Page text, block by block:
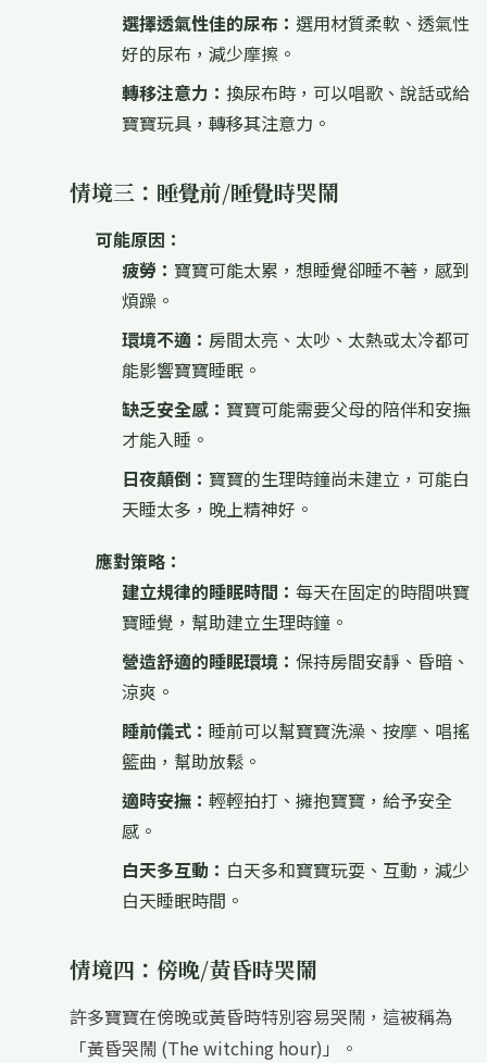
選擇透氣性佳的尿布： 選用材質柔軟、透氣性
好的尿布，減少摩擦。
轉移注意力： 換尿布時，可以唱歌、說話或給
寶寶玩具，轉移其注意力。
情境三：睡覺前/睡覺時哭鬧
可能原因：
疲勞： 寶寶可能太累，想睡覺卻睡不著，感到
煩躁。
環境不適： 房間太亮、太吵、太熱或太冷都可
能影響寶寶睡眠。
缺乏安全感： 寶寶可能需要父母的陪伴和安撫
才能入睡。
日夜顛倒： 寶寶的生理時鐘尚未建立，可能白
天睡太多，晚上精神好。
應對策略：
建立規律的睡眠時間： 每天在固定的時間哄寶
寶睡覺，幫助建立生理時鐘。
營造舒適的睡眠環境： 保持房間安靜、昏暗、
涼爽。
睡前儀式： 睡前可以幫寶寶洗澡、按摩、唱搖
籃曲，幫助放鬆。
適時安撫： 輕輕拍打、擁抱寶寶，給予安全
感。
白天多互動： 白天多和寶寶玩耍、互動，減少
白天睡眠時間。
情境四：傍晚/黃昏時哭鬧
許多寶寶在傍晚或黃昏時特別容易哭鬧，這被稱為
「黃昏哭鬧 (The witching hour)」。